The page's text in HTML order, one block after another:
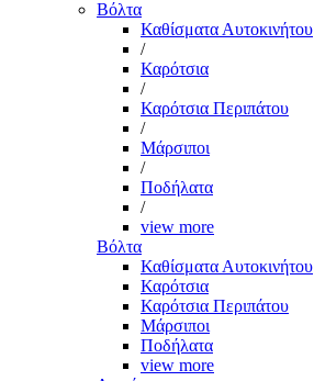
Βόλτα
Καθίσματα Αυτοκινήτου
/
Καρότσια
/
Καρότσια Περιπάτου
/
Μάρσιποι
/
Ποδήλατα
/
view more
Βόλτα
Καθίσματα Αυτοκινήτου
Καρότσια
Καρότσια Περιπάτου
Μάρσιποι
Ποδήλατα
view more